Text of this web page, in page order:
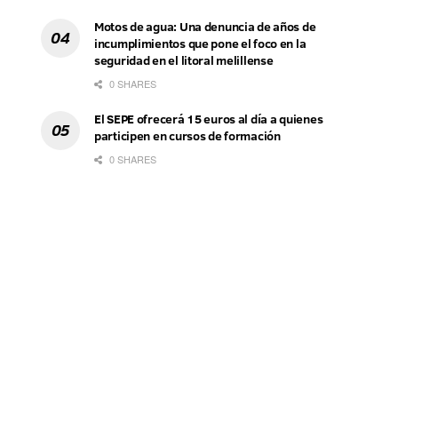
Motos de agua: Una denuncia de años de
incumplimientos que pone el foco en la
seguridad en el litoral melillense
0 SHARES
El SEPE ofrecerá 15 euros al día a quienes
participen en cursos de formación
0 SHARES